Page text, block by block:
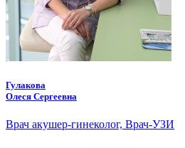
Гулакова
Олеся Сергеевна
Врач акушер-гинеколог, Врач-УЗИ